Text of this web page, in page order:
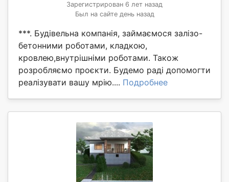
Зарегистрирован 6 лет назад
Был на сайте день назад
***. Будівельна компанія, займаємося залізо-
бетонними роботами, кладкою,
кровлею,внутрішніми роботами. Також
розробляємо проєкти. Будемо раді допомогти
реалізувати вашу мрію.... Подробнее